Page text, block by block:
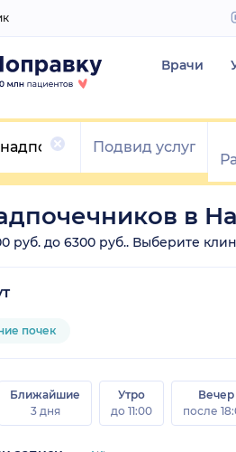
Врачи
в
руб. до 6300 руб.. Выберите
почек
Ближайшие
3 дня
Утро
до 11:00
Вечер
после